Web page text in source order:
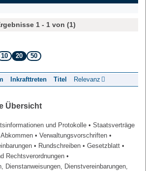
1 - 1 von (1)
10 20 50
Inkrafttreten Titel Relevanz
Übersicht
und Protokolle • Staatsverträge
Abkommen • Verwaltungsvorschriften •
• Rundschreiben • Gesetzblatt •
Rechtsverordnungen •
Dienstanweisungen, Dienstvereinbarungen,